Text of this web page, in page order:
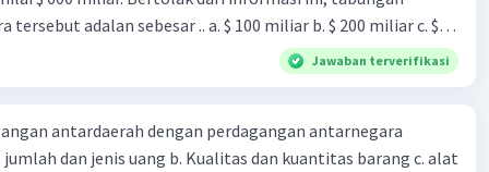
tersebut adalan sebesar .. a. $ 100 miliar b. $ 200 miliar c. $
e. $ 1.000 miliar
Jawaban terverifikasi
antardaerah dengan perdagangan antarnegara
jumlah dan jenis uang b. Kualitas dan kuantitas barang c. alat